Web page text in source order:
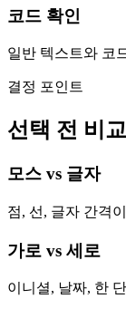
코드 확인
일반 텍스트와 코
결정 포인트
선택 전 비
모스 vs 글자
점, 선, 글자 간격
가로 vs 세로
이니셜, 날짜, 한